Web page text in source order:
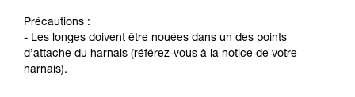
Précautions :
- Les longes doivent être nouées dans un des points
d’attache du harnais (référez-vous à la notice de votre
harnais).